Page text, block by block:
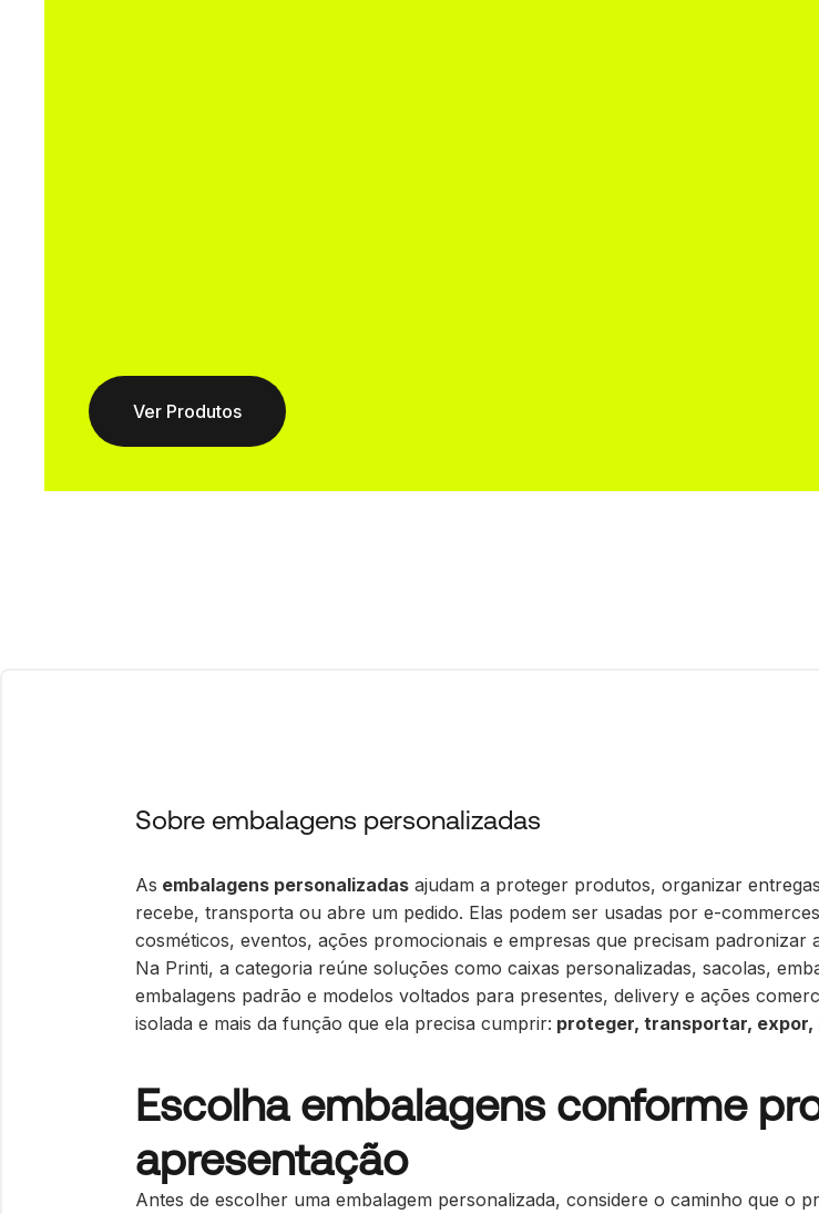
Ver Produtos
Sobre embalagens personalizadas
As embalagens personalizadasajudam a proteger produtos, organizar
recebe, transporta ou abre um pedido. Elas podem ser usadas por e-
cosméticos, eventos, ações promocionais e empresas que precisam padronizar
Na Printi, a categoria reúne soluções como caixas personalizadas, sacolas,
embalagens padrão e modelos voltados para presentes, delivery e ações
isolada e mais da função que ela precisa cumprir: proteger, transportar,
Escolha embalagens conforme
apresentação
Antes de escolher uma embalagem personalizada, considere o caminho que